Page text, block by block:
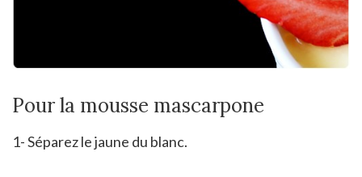
Pour la mousse mascarpone
1- Séparez le jaune du blanc.